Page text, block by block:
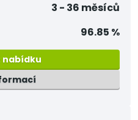
3 - 36 měsíců
96.85 %
nabídku